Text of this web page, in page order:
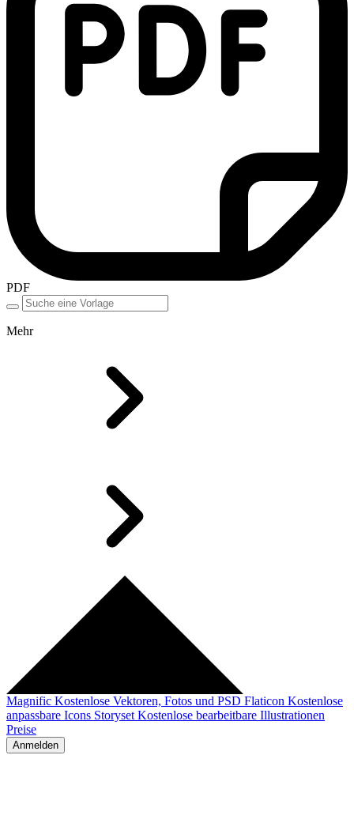
PDF
Mehr
Magnific Kostenlose Vektoren, Fotos und PSD Flaticon Kostenlose
anpassbare Icons Storyset Kostenlose bearbeitbare Illustrationen
Preise
Anmelden